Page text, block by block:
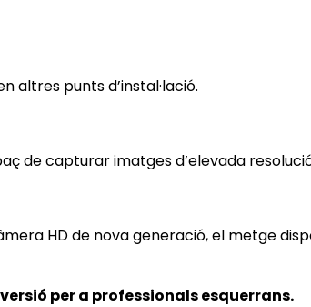
altres punts d’instal·lació.
de capturar imatges d’elevada
HD de nova generació, el metge
per a professionals esquerrans.